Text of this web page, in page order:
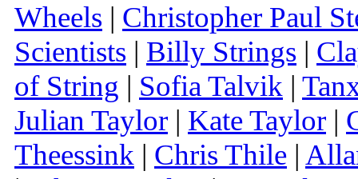
Wheels | Christopher Paul
Scientists | Billy Strings |
of String | Sofia Talvik |
Julian Taylor | Kate Taylor |
Theessink | Chris Thile |